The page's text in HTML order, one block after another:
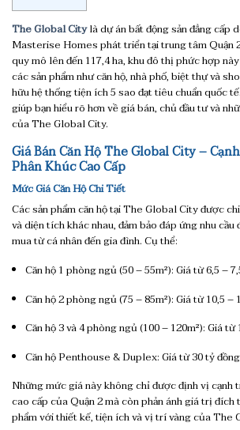
The Global Citylà dự án bất động sản đẳng cấp
Masterise Homes phát triển tại trung tâm Quận
quy mô lên đến 117,4 ha, khu đô thị phức hợp
các sản phẩm như căn hộ, nhà phố, biệt thự và
hữu hệ thống tiện ích 5 sao đạt tiêu chuẩn quốc
giúp bạn hiểu rõ hơn về giá bán, chủ đầu tư và
của The Global City.
Giá Bán Căn Hộ The Global City –
Phân Khúc Cao Cấp
Mức Giá Căn Hộ Chi Tiết
Các sản phẩm căn hộ tại The Global City được
và diện tích khác nhau, đảm bảo đáp ứng nhu
mua từ cá nhân đến gia đình. Cụ thể:
Căn hộ 1 phòng ngủ (50 – 55m²): Giá từ 6,5 –
Căn hộ 2 phòng ngủ (75 – 85m²): Giá từ 10,5 –
Căn hộ 3 và 4 phòng ngủ (100 – 120m²): Giá
Căn hộ Penthouse & Duplex: Giá từ 30 tỷ
Những mức giá này không chỉ được định vị cạnh
cao cấp của Quận 2 mà còn phản ánh giá trị đích
phẩm với thiết kế, tiện ích và vị trí vàng của The